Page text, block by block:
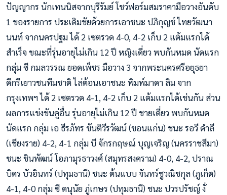
ปัญญากร นักเทนนิสจากบุรีรัมย์ โชว์ฟอร์มสมราคามือวางอันดับ
1 ของรายการ ประเดิมชัยด้วยการเอาชนะ ปภิกุญช์ ไทยวัฒนา
นนท์ จากนครปฐม ได้ 2 เซตรวด 4-0, 4-2 เก็บ 2 แต้มแรกได้
สำเร็จ ขณะที่รุ่นอายุไม่เกิน 12 ปี หญิงเดี่ยว พบกันหมด นัดแรก
กลุ่ม ซี กมลวรรณ ยอดเพ็ชร มือวาง 3 จากพระนครศรีอยุธยา
ดีกรีเยาวชนทีมชาติ ไล่ต้อนเอาชนะ พิมพ์มาดา ลิม จาก
กรุงเทพฯ ได้ 2 เซตรวด 4-1, 4-2 เก็บ 2 แต้มแรกได้เช่นกัน ส่วน
ผลการแข่งขันคู่อื่น รุ่นอายุไม่เกิน 12 ปี ชายเดี่ยว พบกันหมด
นัดแรก กลุ่ม เอ ธีรภัทร ขันติวีรวัฒน์ (ขอนแก่น) ชนะ รอวี ดำลี
(เชียงราย) 4-2, 4-1 กลุ่ม บี จักรกฤษณ์ บุญเจริญ (นครราชสีมา)
ชนะ ชินพัฒน์ โอภามุรธาวงศ์ (สมุทรสงคราม) 4-0, 4-2, ปราณ
บิดร บัวอินทร์ (ปทุมธานี) ชนะ ต้นแบบ จันทร์ชูวณิชกุล (ภูเก็ต)
4-1, 4-0 กลุ่ม ซี ดนุนัย ภู่เกษร (ปทุมธานี) ชนะ ปวรปรัชญ์ งั่